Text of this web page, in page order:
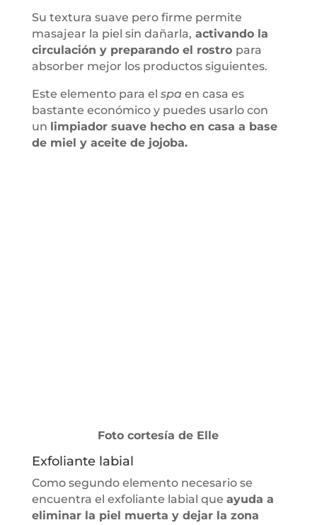
Su textura suave pero firme permite
masajear la piel sin dañarla, activando la
circulación y preparando el rostro para
absorber mejor los productos siguientes.
Este elemento para el spa en casa es
bastante económico y puedes usarlo con
un limpiador suave hecho en casa a base
de miel y aceite de jojoba.
Foto cortesía de Elle
Exfoliante labial
Como segundo elemento necesario se
encuentra el exfoliante labial que ayuda a
eliminar la piel muerta y dejar la zona